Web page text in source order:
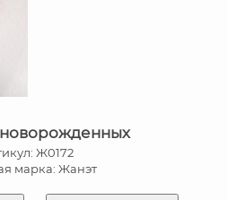
Ж0172
марка: Жанэт